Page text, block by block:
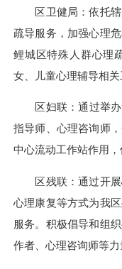
区卫健局：依托辖
疏导服务，加强心理
鲤城区特殊人群心理
女、儿童心理辅导相关
区妇联：通过举办“
指导师、心理咨询师
中心流动工作站作用，
区残联：通过开展
心理康复等方式为我
服务。积极倡导和组
作者、心理咨询师等力